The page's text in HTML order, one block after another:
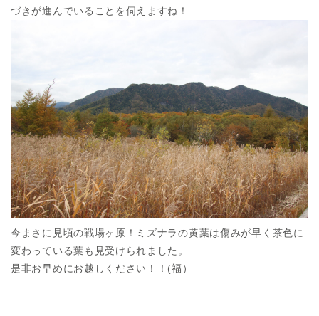
づきが進んでいることを伺えますね！
今まさに見頃の戦場ヶ原！ミズナラの黄葉は傷みが早く茶色に
変わっている葉も見受けられました。
是非お早めにお越しください！！(福）